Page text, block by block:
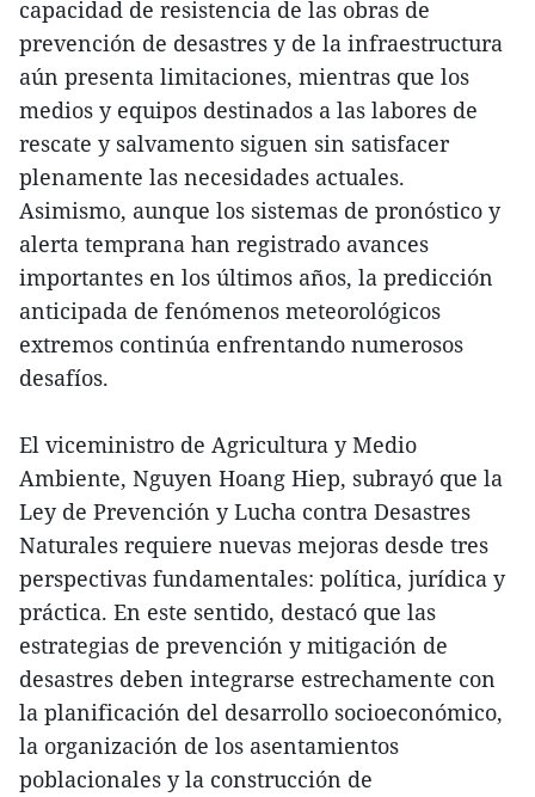
capacidad de resistencia de las obras de
prevención de desastres y de la infraestructura
aún presenta limitaciones, mientras que los
medios y equipos destinados a las labores de
rescate y salvamento siguen sin satisfacer
plenamente las necesidades actuales.
Asimismo, aunque los sistemas de pronóstico y
alerta temprana han registrado avances
importantes en los últimos años, la predicción
anticipada de fenómenos meteorológicos
extremos continúa enfrentando numerosos
desafíos.
El viceministro de Agricultura y Medio
Ambiente, Nguyen Hoang Hiep, subrayó que la
Ley de Prevención y Lucha contra Desastres
Naturales requiere nuevas mejoras desde tres
perspectivas fundamentales: política, jurídica y
práctica. En este sentido, destacó que las
estrategias de prevención y mitigación de
desastres deben integrarse estrechamente con
la planificación del desarrollo socioeconómico,
la organización de los asentamientos
poblacionales y la construcción de